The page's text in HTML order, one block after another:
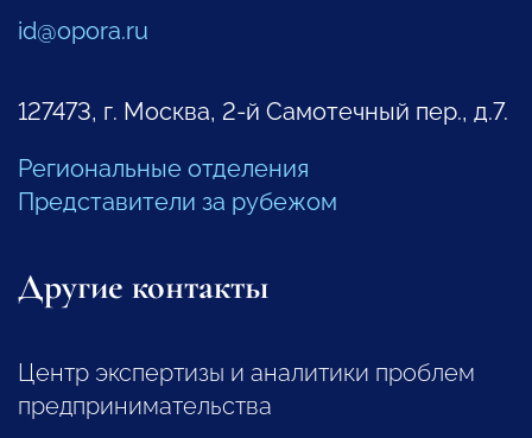
id@opora.ru
127473, г. Москва, 2-й Самотечный пер., д.7.
Региональные отделения
Представители за рубежом
Другие контакты
Центр экспертизы и аналитики проблем
предпринимательства